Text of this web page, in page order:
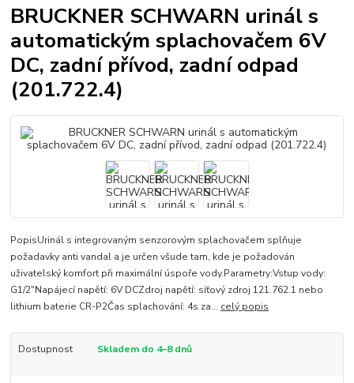
BRUCKNER SCHWARN urinál s
automatickým splachovačem 6V
DC, zadní přívod, zadní odpad
(201.722.4)
PopisUrinál s integrovaným senzorovým splachovačem splňuje
požadavky anti vandal a je určen všude tam, kde je požadován
uživatelský komfort při maximální úspoře vody.Parametry:Vstup vody:
G1/2"Napájecí napětí: 6V DCZdroj napětí: síťový zdroj 121.762.1 nebo
lithium baterie CR-P2Čas splachování: 4s za... celý popis
Dostupnost Skladem do 4–8 dnů